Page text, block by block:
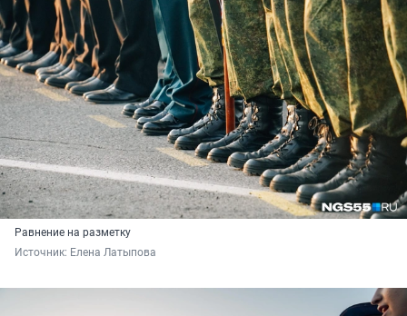
Равнение на разметку
Источник: Елена Латыпова